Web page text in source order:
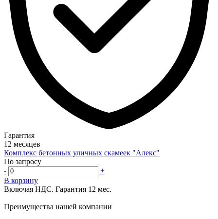
Гарантия
12 месяцев
Комплекс бетонных уличных скамеек "Алекс"
По запросу
-
+
В корзину
Включая НДС. Гарантия 12 мес.
Преимущества нашей компании